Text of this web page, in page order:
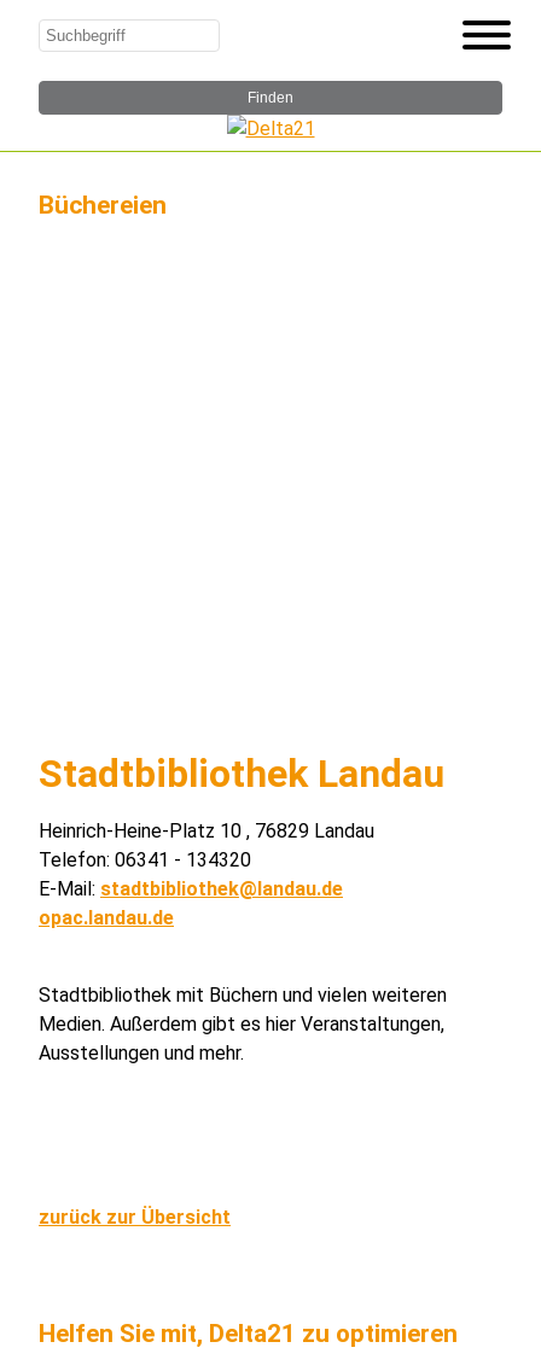
Büchereien
Stadtbibliothek Landau
Heinrich-Heine-Platz 10 , 76829 Landau
Telefon: 06341 - 134320
E-Mail: stadtbibliothek@landau.de
opac.landau.de
Stadtbibliothek mit Büchern und vielen weiteren
Medien. Außerdem gibt es hier Veranstaltungen,
Ausstellungen und mehr.
zurück zur Übersicht
Helfen Sie mit, Delta21 zu optimieren